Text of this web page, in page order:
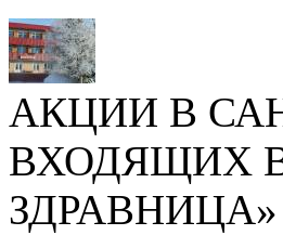
АКЦИИ В
ВХОДЯЩИХ
ЗДРАВНИЦА»